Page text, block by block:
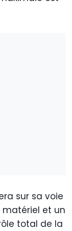
sur sa voie
et un
total de la